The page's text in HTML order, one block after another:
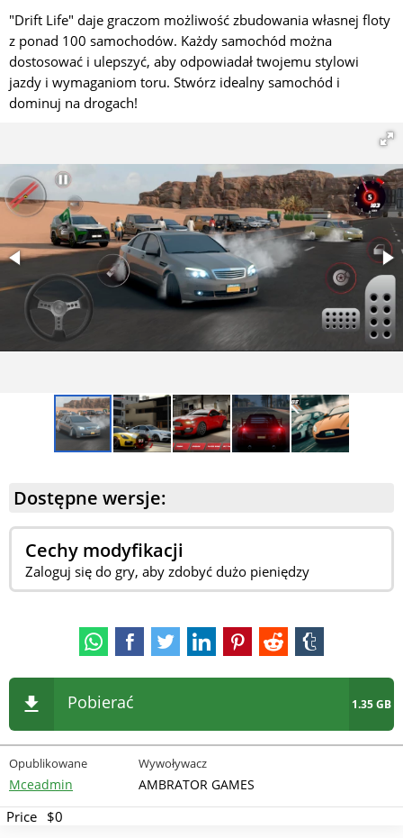
"Drift Life" daje graczom możliwość zbudowania własnej floty
z ponad 100 samochodów. Każdy samochód można
dostosować i ulepszyć, aby odpowiadał twojemu stylowi
jazdy i wymaganiom toru. Stwórz idealny samochód i
dominuj na drogach!
Dostępne wersje:
Cechy modyfikacji
Zaloguj się do gry, aby zdobyć dużo pieniędzy
Pobierać 1.35 GB
Opublikowane
Mceadmin
Wywoływacz
AMBRATOR GAMES
Price $0